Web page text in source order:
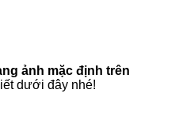
ảnh mặc định trên
dưới đây nhé!